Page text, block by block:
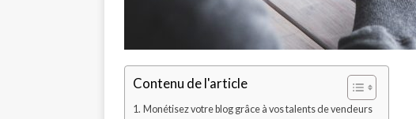
Contenu de l'article
Monétisez votre blog grâce à vos talents de vendeurs